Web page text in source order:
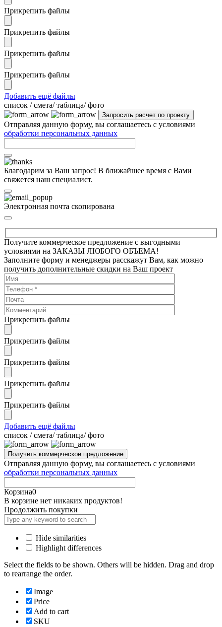
Прикрепить файлы
Прикрепить файлы
Прикрепить файлы
Прикрепить файлы
Добавить ещё файлы
cписок / смета/ таблица/ фото
Отправляя данную форму, вы соглашаетесь с условиями
обработки персональных данных
Благодарим за Ваш запрос! В ближайшее время с Вами
свяжется наш специалист.
Электронная почта скопирована
Получите коммерческое предложение с выгодными
условиями на ЗАКАЗЫ ЛЮБОГО ОБЪЕМА!
Заполните форму и менеджеры расскажут Вам, как можно
получить дополнительные скидки на Ваш проект
Прикрепить файлы
Прикрепить файлы
Прикрепить файлы
Прикрепить файлы
Прикрепить файлы
Добавить ещё файлы
cписок / смета/ таблица/ фото
Отправляя данную форму, вы соглашаетесь с условиями
обработки персональных данных
Корзина0
В корзине нет никаких продуктов!
Продолжить покупки
Hide similarities
Highlight differences
Select the fields to be shown. Others will be hidden. Drag and drop
to rearrange the order.
Image
Price
Add to cart
SKU